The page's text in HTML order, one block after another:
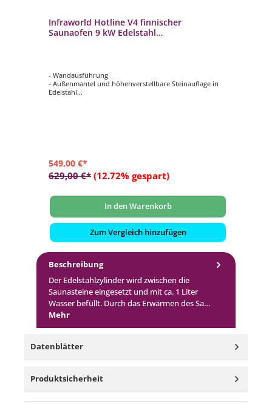
Infraworld Hotline V4 finnischer
Saunaofen 9 kW Edelstahl
- Wandausführung
- Außenmantel und höhenverstellbare Steinauflage in
Edelstahl
549,00 €*
629,00 €* (12.72% gespart)
In den Warenkorb
Zum Vergleich hinzufügen
Beschreibung
Der Edelstahlzylinder wird zwischen die
Saunasteine eingesetzt und mit ca. 1 Liter
Wasser befüllt. Durch das Erwärmen des Sa…
Mehr
Datenblätter
Produktsicherheit